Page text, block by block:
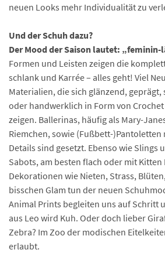
neuen Looks mehr Individualität zu
Und der Schuh dazu?
Der Mood der Saison lautet: „feminin-
Formen und Leisten zeigen die
schlank und Karrée – alles geht! Viel
Materialien, die sich glänzend,
oder handwerklich in Form von
zeigen. Ballerinas, häufig als Mary-
Riemchen, sowie (Fußbett-
Details sind gesetzt. Ebenso wie Slings
Sabots, am besten flach oder mit Kitten
Dekorationen wie Nieten, Strass,
bisschen Glam tun der neuen
Animal Prints begleiten uns auf Schritt
aus Leo wird Kuh. Oder doch lieber
Zebra? Im Zoo der modischen
erlaubt.